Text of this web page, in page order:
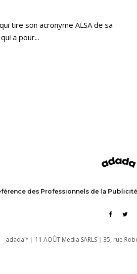
tire son acronyme ALSA de sa
a pour...
des Professionnels de la
adada™ | 11 AOÛT Media SARLS | 35, rue